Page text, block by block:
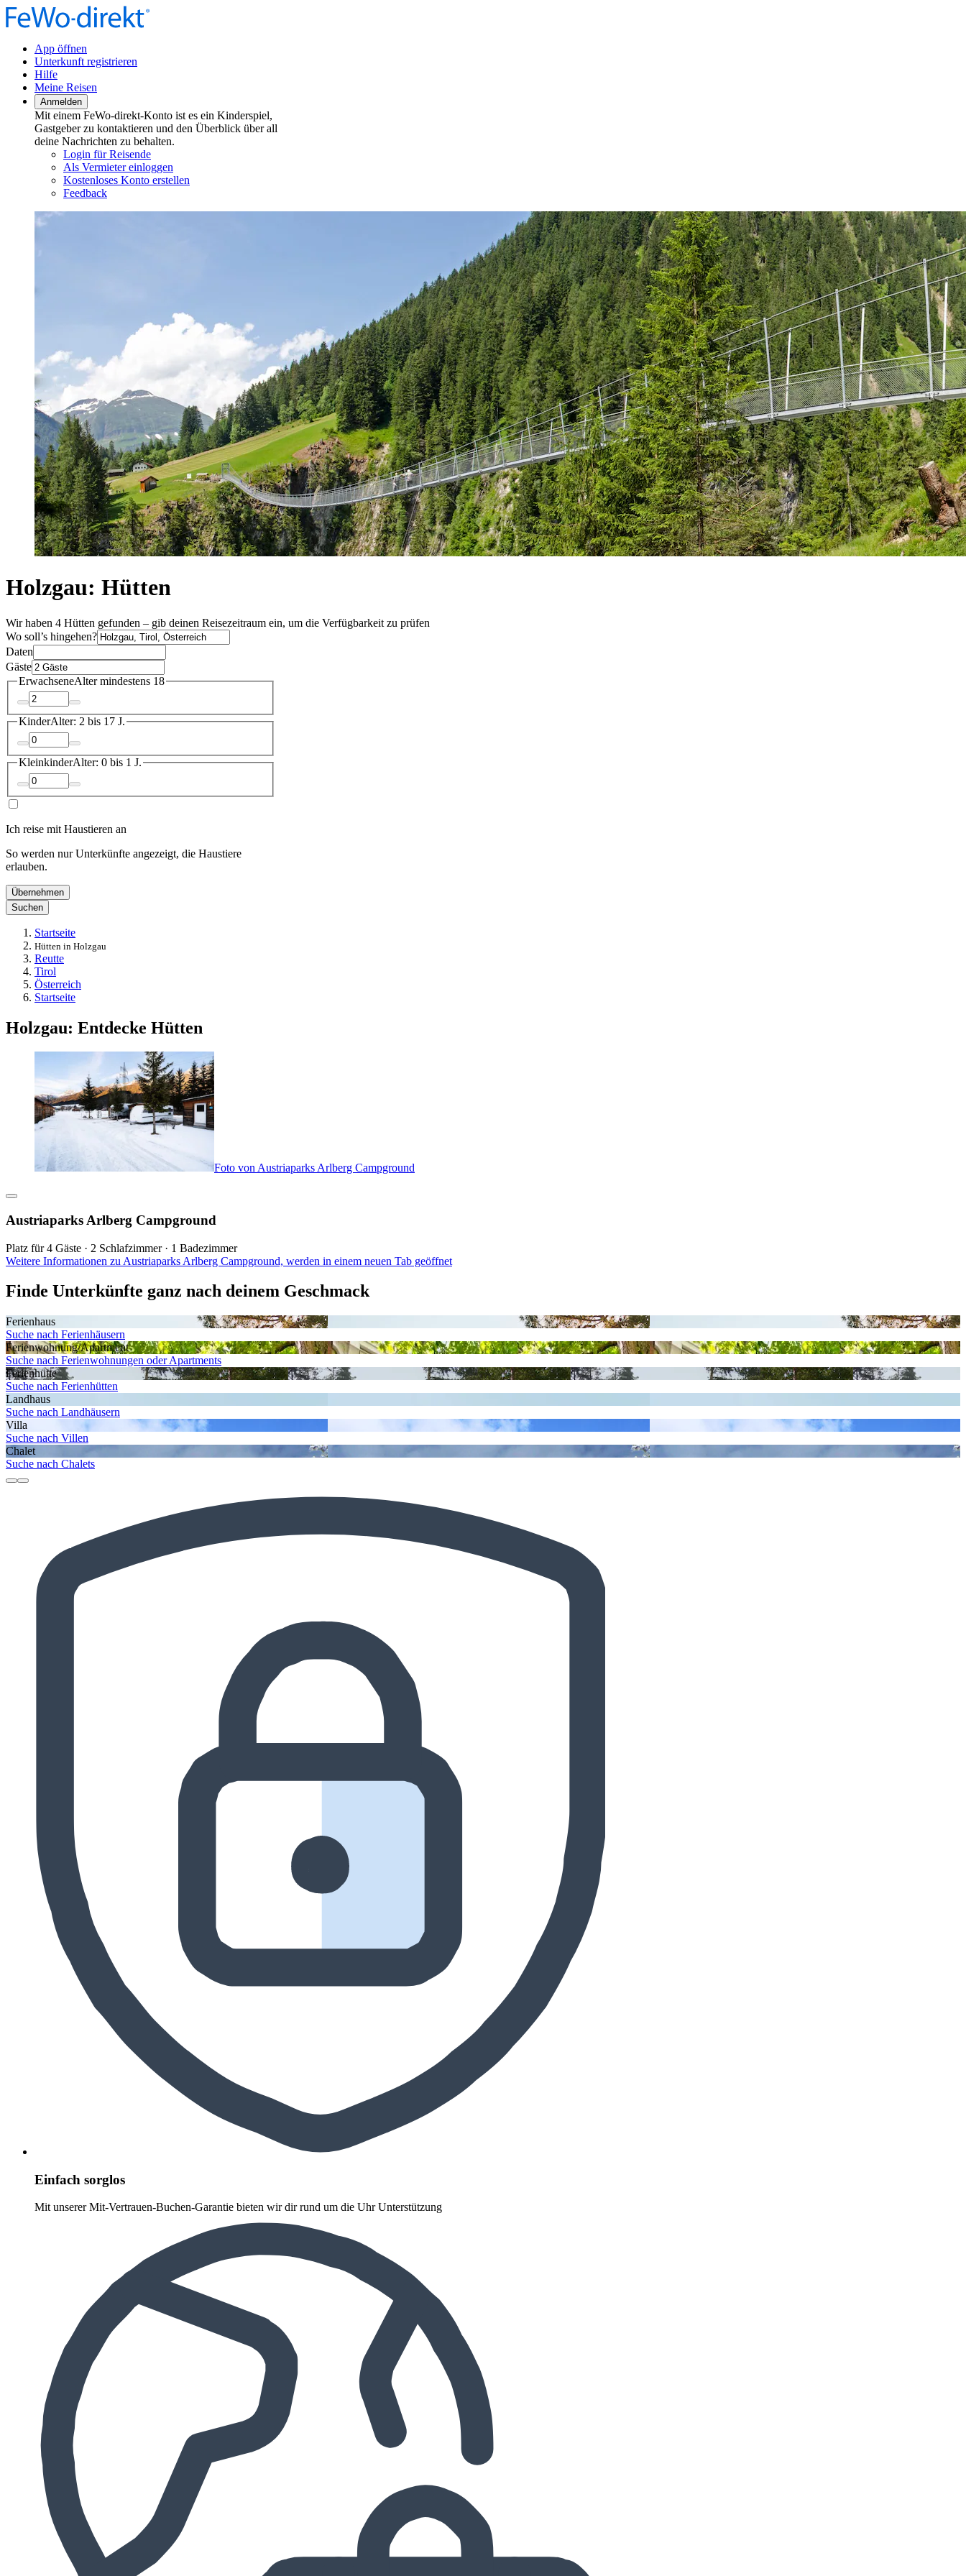
App öffnen
Unterkunft registrieren
Hilfe
Meine Reisen
Anmelden
Mit einem FeWo-direkt-Konto ist es ein Kinderspiel,
Gastgeber zu kontaktieren und den Überblick über all
deine Nachrichten zu behalten.
Login für Reisende
Als Vermieter einloggen
Kostenloses Konto erstellen
Feedback
Holzgau: Hütten
Wir haben 4 Hütten gefunden – gib deinen Reisezeitraum ein, um die Verfügbarkeit zu prüfen
Wo soll’s hingehen?
Daten
Gäste
ErwachseneAlter mindestens 18
KinderAlter: 2 bis 17 J.
KleinkinderAlter: 0 bis 1 J.
Ich reise mit Haustieren an
So werden nur Unterkünfte angezeigt, die Haustiere
erlauben.
Übernehmen
Suchen
Startseite
Hütten in Holzgau
Reutte
Tirol
Österreich
Startseite
Holzgau: Entdecke Hütten
Foto von Austriaparks Arlberg Campground
Austriaparks Arlberg Campground
Platz für 4 Gäste · 2 Schlafzimmer · 1 Badezimmer
Weitere Informationen zu Austriaparks Arlberg Campground, werden in einem neuen Tab geöffnet
Finde Unterkünfte ganz nach deinem Geschmack
Ferienhaus
Suche nach Ferienhäusern
Ferienwohnung/Apartment
Suche nach Ferienwohnungen oder Apartments
Ferienhütte
Suche nach Ferienhütten
Landhaus
Suche nach Landhäusern
Villa
Suche nach Villen
Chalet
Suche nach Chalets
Einfach sorglos
Mit unserer Mit-Vertrauen-Buchen-Garantie bieten wir dir rund um die Uhr Unterstützung